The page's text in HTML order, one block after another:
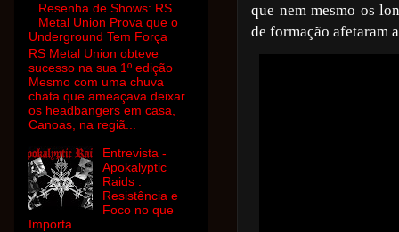
que nem mesmo os
de formação afetaram
Resenha de Shows: RS
Metal Union Prova que o
Underground Tem Força
RS Metal Union obteve
sucesso na sua 1º edição
Mesmo com uma chuva
chata que ameaçava deixar
os headbangers em casa,
Canoas, na regiã...
Entrevista -
Apokalyptic
Raids :
Resistência e
Foco no que
Importa